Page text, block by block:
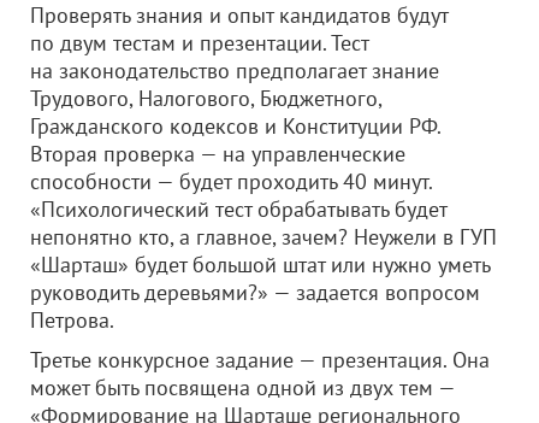
Проверять знания и опыт кандидатов будут
по двум тестам и презентации. Тест
на законодательство предполагает знание
Трудового, Налогового, Бюджетного,
Гражданского кодексов и Конституции РФ.
Вторая проверка — на управленческие
способности — будет проходить 40 минут.
«Психологический тест обрабатывать будет
непонятно кто, а главное, зачем? Неужели в ГУП
«Шарташ» будет большой штат или нужно уметь
руководить деревьями?» — задается вопросом
Петрова.
Третье конкурсное задание — презентация. Она
может быть посвящена одной из двух тем —
«Формирование на Шарташе регионального